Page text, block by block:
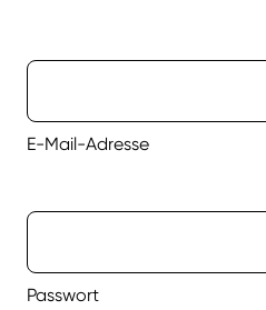
E-Mail-Adresse
Passwort